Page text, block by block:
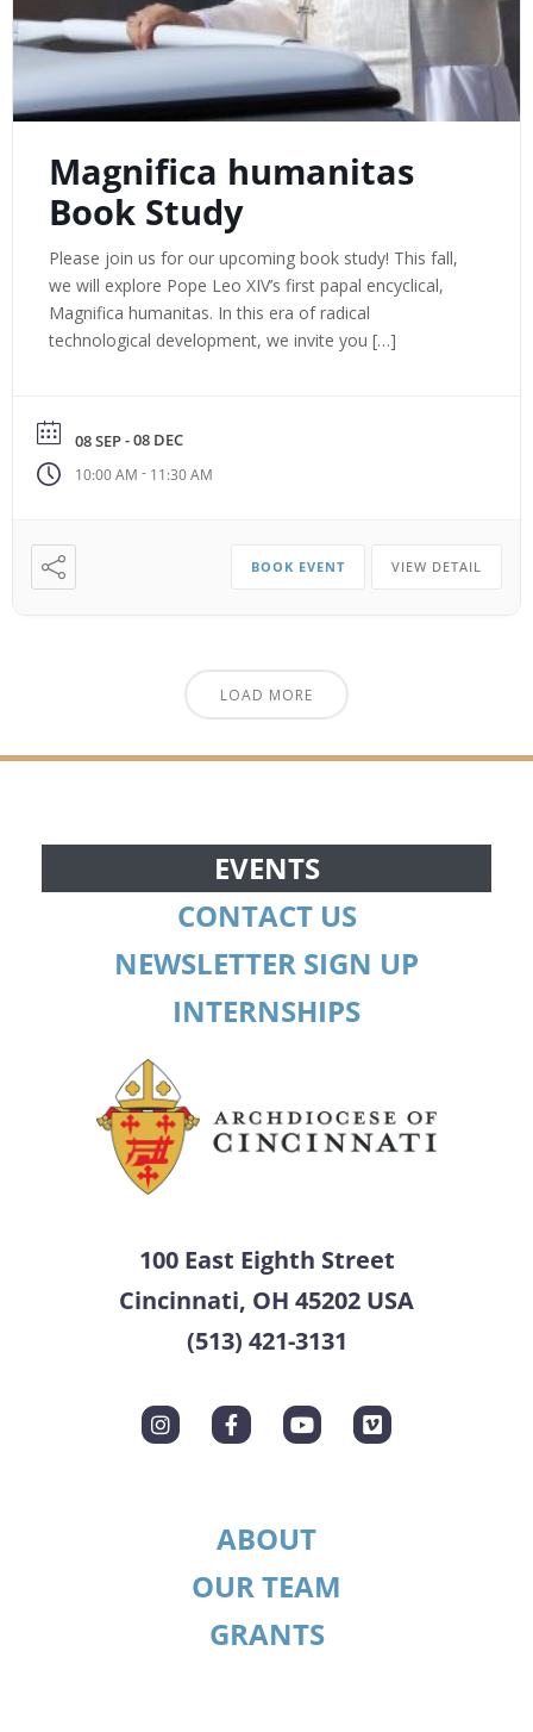
Magnifica humanitas
Book Study
Please join us for our upcoming book study! This fall,
we will explore Pope Leo XIV’s first papal encyclical,
Magnifica humanitas. In this era of radical
technological development, we invite you […]
08 SEP- 08 DEC
10:00 AM - 11:30 AM
BOOK EVENT VIEW DETAIL
LOAD MORE
EVENTS
CONTACT US
NEWSLETTER SIGN UP
INTERNSHIPS
100 East Eighth Street
Cincinnati, OH 45202 USA
(513) 421-3131
ABOUT
OUR TEAM
GRANTS